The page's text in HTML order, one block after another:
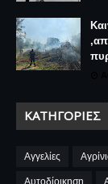
ΚΑΤΗΓΟΡΊΕΣ
Αγγελίες
Αυτοδίοικηση